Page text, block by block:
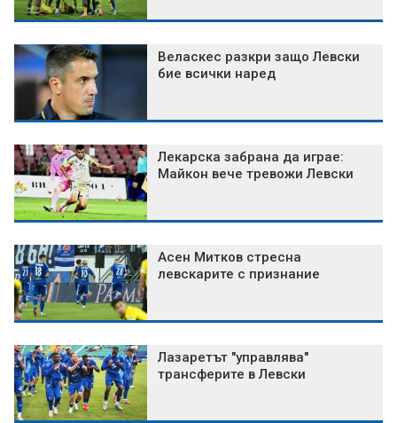
Веласкес разкри защо Левски
бие всички наред
Лекарска забрана да играе:
Майкон вече тревожи Левски
Асен Митков стресна
левскарите с признание
Лазаретът "управлява"
трансферите в Левски